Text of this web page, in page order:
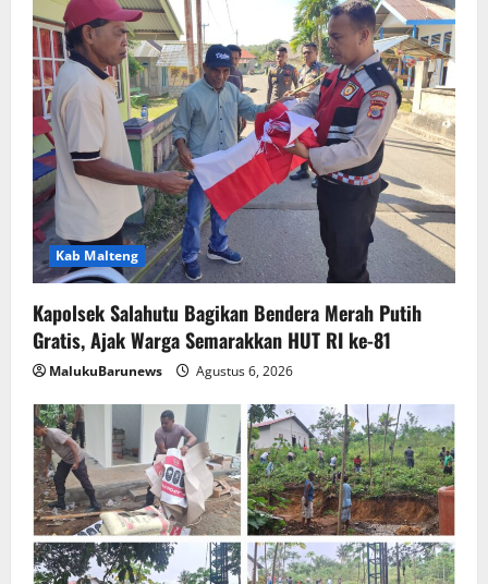
Kab Malteng
Kapolsek Salahutu Bagikan Bendera Merah Putih
Gratis, Ajak Warga Semarakkan HUT RI ke-81
MalukuBarunews Agustus 6, 2026